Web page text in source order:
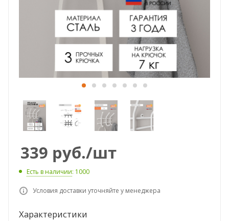
339 руб./шт
Есть в наличии: 1000
Условия доставки уточняйте у менеджера
Характеристики